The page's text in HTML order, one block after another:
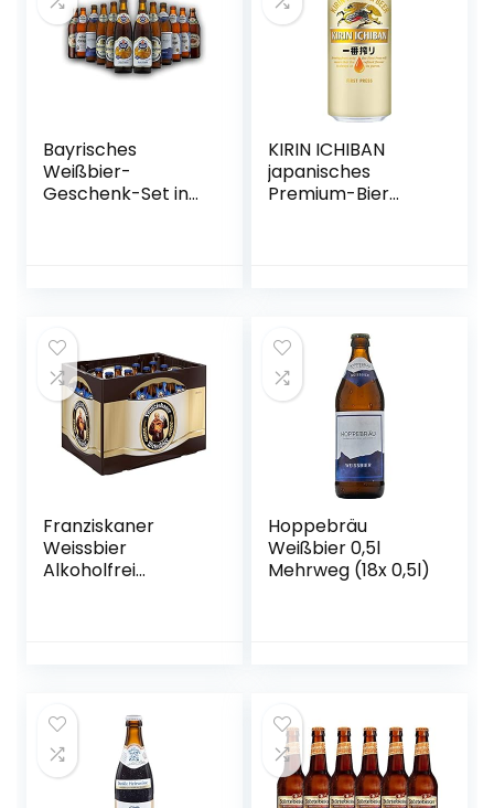
Bayrisches
Weißbier-
Geschenk-Set in
KIRIN ICHIBAN
japanisches
Premium-Bier
Einweg) (1 x 0,5 l)
Franziskaner
Weissbier
Alkoholfrei
aus München
Hoppebräu
Weißbier 0,5l
Mehrweg (18x 0,5l)